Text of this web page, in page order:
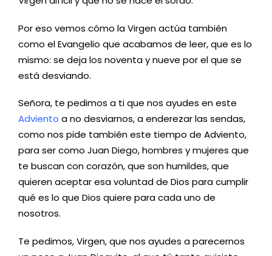
Por eso vemos cómo la Virgen actúa también
como el Evangelio que acabamos de leer, que es lo
mismo: se deja los noventa y nueve por el que se
está desviando.
Señora, te pedimos a ti que nos ayudes en este
Adviento a no desviarnos, a enderezar las sendas,
como nos pide también este tiempo de Adviento,
para ser como Juan Diego, hombres y mujeres que
te buscan con corazón, que son humildes, que
quieren aceptar esa voluntad de Dios para cumplir
qué es lo que Dios quiere para cada uno de
nosotros.
Te pedimos, Virgen, que nos ayudes a parecernos